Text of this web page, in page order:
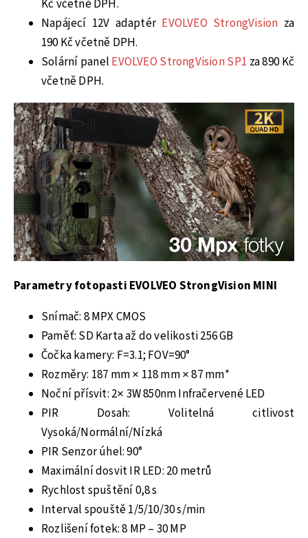
Kč včetně DPH.
Napájecí 12V adaptér EVOLVEO StrongVision za
190 Kč včetně DPH.
Solární panel EVOLVEO StrongVision SP1 za 890 Kč
včetně DPH.
Parametry fotopasti EVOLVEO StrongVision MINI
Snímač: 8 MPX CMOS
Paměť: SD Karta až do velikosti 256 GB
Čočka kamery: F=3.1; FOV=90°
Rozměry: 187 mm × 118 mm × 87 mm*
Noční přísvit: 2× 3W 850nm Infračervené LED
PIR Dosah: Volitelná citlivost
Vysoká/Normální/Nízká
PIR Senzor úhel: 90°
Maximální dosvit IR LED: 20 metrů
Rychlost spuštění 0,8 s
Interval spouště 1/5/10/30 s/min
Rozlišení fotek: 8 MP – 30 MP